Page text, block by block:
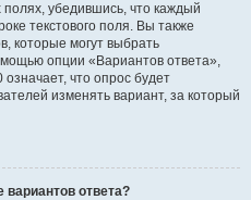
убедившись, что каждый
текстового поля. Вы также
которые могут выбрать
опции «Вариантов ответа»,
что опрос будет
изменять вариант, за который
ответа?